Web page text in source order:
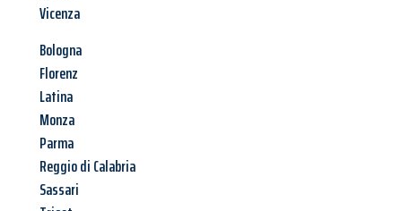
Vicenza
Bologna
Florenz
Latina
Monza
Parma
Reggio di Calabria
Sassari